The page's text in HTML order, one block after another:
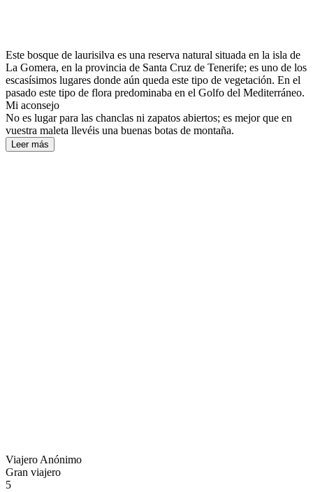
Este bosque de laurisilva es una reserva natural situada en la isla de
La Gomera, en la provincia de Santa Cruz de Tenerife; es uno de los
escasísimos lugares donde aún queda este tipo de vegetación. En el
pasado este tipo de flora predominaba en el Golfo del Mediterráneo.
Mi aconsejo
No es lugar para las chanclas ni zapatos abiertos; es mejor que en
vuestra maleta llevéis una buenas botas de montaña.
Leer más
Viajero Anónimo
Gran viajero
5